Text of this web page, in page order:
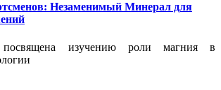
Незаменимый Минерал для
изучению роли магния в